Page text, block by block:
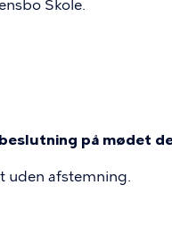
Skole.
på mødet
uden afstemning.